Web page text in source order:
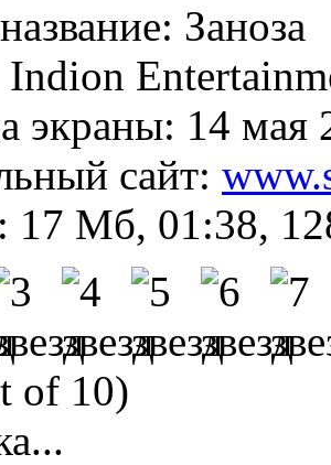
Заноза
экраны: 14 мая
сайт:
17 Мб, 01:38,
of 10)